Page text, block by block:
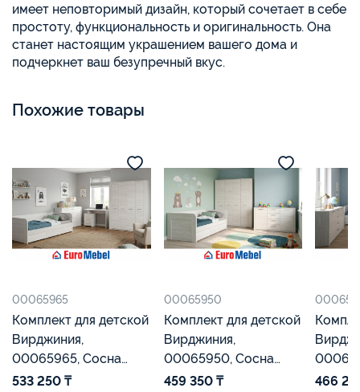
имеет неповторимый дизайн, который сочетает в себе
простоту, функциональность и оригинальность. Она
станет настоящим украшением вашего дома и
подчеркнет ваш безупречный вкус.
Похожие товары
00065965
Комплект для детской
Вирджиния,
00065965, Сосна
Каньон Евромебель
533 250 ₸
00065950
Комплект для детской
Вирджиния,
00065950, Сосна
Каньон Евромебель
459 350 ₸ 466